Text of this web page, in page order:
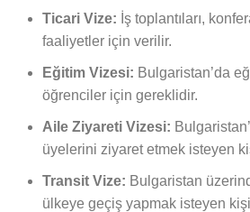
Ticari Vize: İş toplantıları,
faaliyetler için verilir.
Eğitim Vizesi: Bulgaristan’da
öğrenciler için gereklidir.
Aile Ziyareti Vizesi:
üyelerini ziyaret etmek isteyen
Transit Vize: Bulgaristan
ülkeye geçiş yapmak isteyen